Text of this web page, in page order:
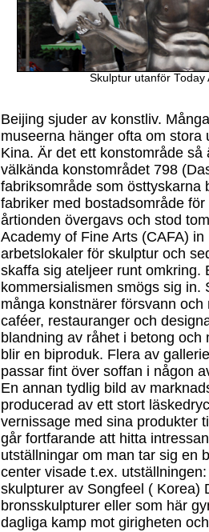
Skulptur utanför Today
Beijing sjuder av konstliv.
museerna hänger ofta om
Kina. Är det ett konstområde
välkända konstområdet 798
fabriksområde som östtyskarna
fabriker med bostadsområde
årtionden övergavs och stod
Academy of Fine Arts (CAFA)
arbetslokaler för skulptur och
skaffa sig ateljeer runt omkring.
kommersialismen smögs sig in.
många konstnärer försvann
caféer, restauranger och
blandning av råhet i betong
blir en biproduk. Flera av
passar fint över soffan i någon
En annan tydlig bild av
producerad av ett stort
vernissage med sina produkter
går fortfarande att hitta
utställningar om man tar sig en
center visade t.ex.
skulpturer av Songfeel ( Korea)
bronsskulpturer eller som här
dagliga kamp mot girigheten